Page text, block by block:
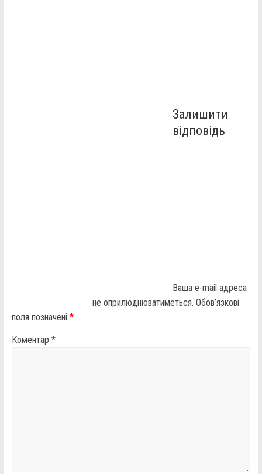
Залишити
відповідь
Ваша e-mail адреса
не оприлюднюватиметься. Обов’язкові
поля позначені *
Коментар *